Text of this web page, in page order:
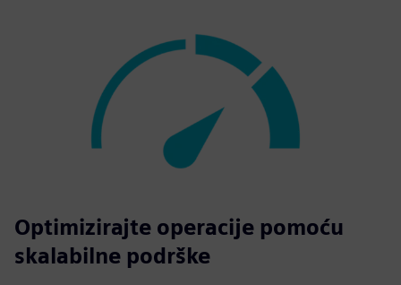
Optimizirajte operacije pomoću
skalabilne podrške